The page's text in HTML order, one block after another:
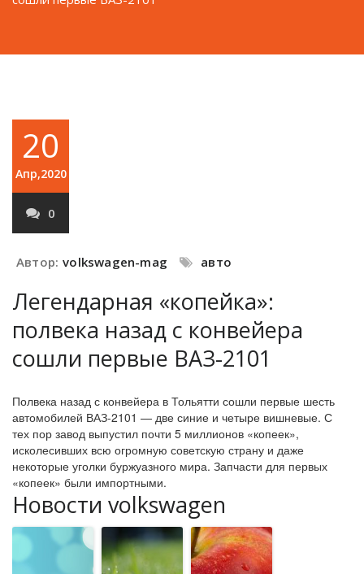
20
Апр,2020
0
Автор: volkswagen-mag авто
Легендарная «копейка»:
полвека назад с конвейера
сошли первые ВАЗ-2101
Полвека назад с конвейера в Тольятти сошли первые шесть
автомобилей ВАЗ-2101 — две синие и четыре вишневые. С
тех пор завод выпустил почти 5 миллионов «копеек»,
исколесивших всю огромную советскую страну и даже
некоторые уголки буржуазного мира. Запчасти для первых
«копеек» были импортными.
Новости volkswagen